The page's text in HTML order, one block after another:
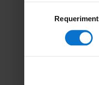
amb el
la